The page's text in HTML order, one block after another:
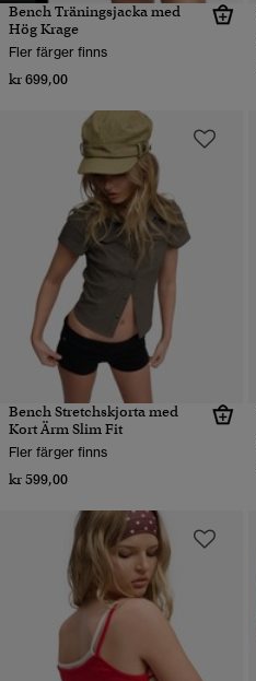
Bench Träningsjacka med
Hög Krage
Fler färger finns
kr 699,00
Bench Stretchskjorta med
Kort Ärm Slim Fit
Fler färger finns
kr 599,00